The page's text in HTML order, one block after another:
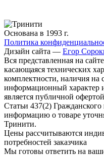
Основана в 1993 г.
Политика
Дизайн сайта — Егор
Вся представленная на
касающаяся технических
комплектности, наличия на
информационный характер
является публичной
Статьи 437(2)
информацию о товаре
Тринити.
Цены рассчитываются
потребностей заказчика
Мы готовы ответить на